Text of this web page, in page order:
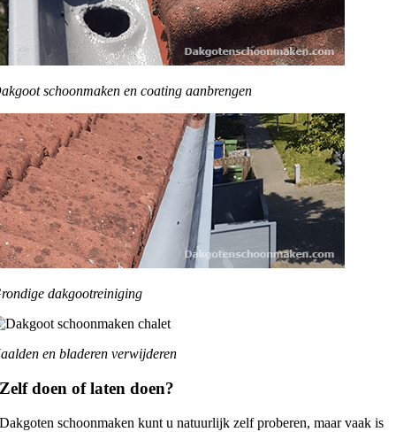
schoonmaken en coating aanbrengen
dakgootreiniging
en bladeren verwijderen
Zelf doen of laten doen?
Dakgoten schoonmaken kunt u natuurlijk zelf proberen, maar vaak is